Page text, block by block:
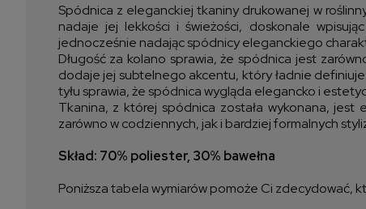
Spódnica z eleganckiej tkaniny drukowanej w
nadaje jej lekkości i świeżości, doskonale
jednocześnie nadając spódnicy eleganckiego
Długość za kolano sprawia, że spódnica jest
dodaje jej subtelnego akcentu, który ładnie
tyłu sprawia, że spódnica wygląda elegancko i
Tkanina, z której spódnica została wykonana,
zarówno w codziennych, jak i bardziej formalnych
Skład: 70% poliester, 30% bawełna
Poniższa tabela wymiarów pomoże Ci zdecydować,